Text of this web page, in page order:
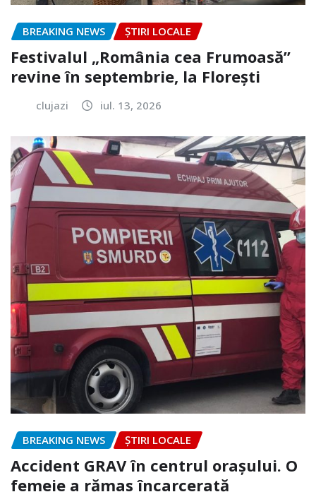
BREAKING NEWS ȘTIRI LOCALE
Festivalul „România cea Frumoasă”
revine în septembrie, la Florești
clujazi iul. 13, 2026
BREAKING NEWS ȘTIRI LOCALE
Accident GRAV în centrul orașului. O
femeie a rămas încarcerată